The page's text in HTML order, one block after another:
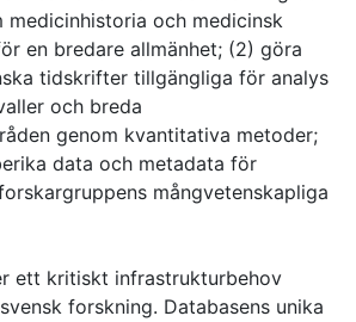
medicinhistoria och medicinsk
en bredare allmänhet; (2) göra
tidskrifter tillgängliga för analys
och breda
genom kvantitativa metoder;
data och metadata för
mångvetenskapliga
ett kritiskt infrastrukturbehov
forskning. Databasens unika